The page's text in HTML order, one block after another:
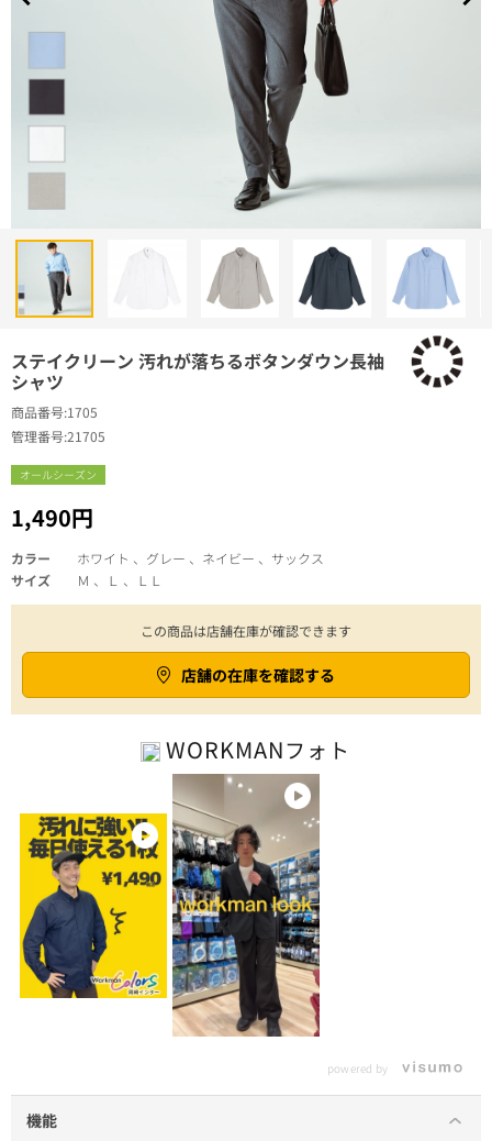
ステイクリーン 汚れが落ちるボタンダウン長袖
シャツ
オールシーズン
1,490円
商品番号 1705
管理番号21705
カラー
ホワイト 、グレー 、ネイビー 、サックス
サイズ
Ｍ 、Ｌ 、ＬＬ
この商品は店舗在庫が確認できます
店舗の在庫を確認する
WORKMANフォト
powered by
機能